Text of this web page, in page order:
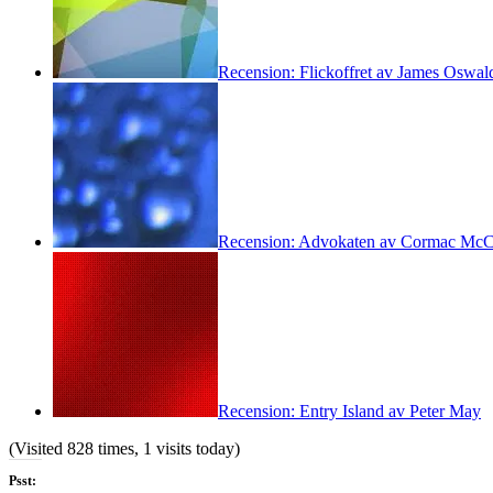
Recension: Flickoffret av James
Recension: Advokaten av Cormac
Recension: Entry Island av Peter May
(Visited 828 times, 1 visits today)
Psst: